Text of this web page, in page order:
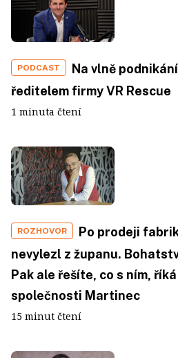
PODCAST
Na vlně
ředitelem firmy VR Rescue
1 minuta čtení
ROZHOVOR
Po prodeji
nevylezl z županu.
Pak ale řešíte, co s ním,
společnosti Martinec
15 minut čtení